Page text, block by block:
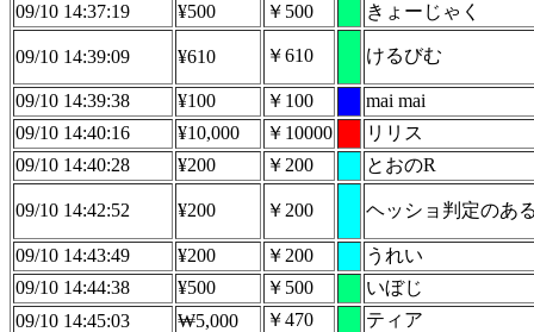
09/10 14:37:19
¥500 ￥500 きょーじゃく
09/10 14:39:09 ¥610 ￥610 けるびむ
09/10 14:39:38 ¥100 ￥100
mai mai
09/10 14:40:16
¥10,000 ￥10000
リリス
09/10 14:40:28
¥200 ￥200 とおのR
09/10 14:42:52 ¥200 ￥200 ヘッショ判定のあ
09/10 14:43:49 ¥200 ￥200
うれい
09/10 14:44:38
¥500 ￥500
いぼじ
09/10 14:45:03
₩5,000 ￥470 ティア